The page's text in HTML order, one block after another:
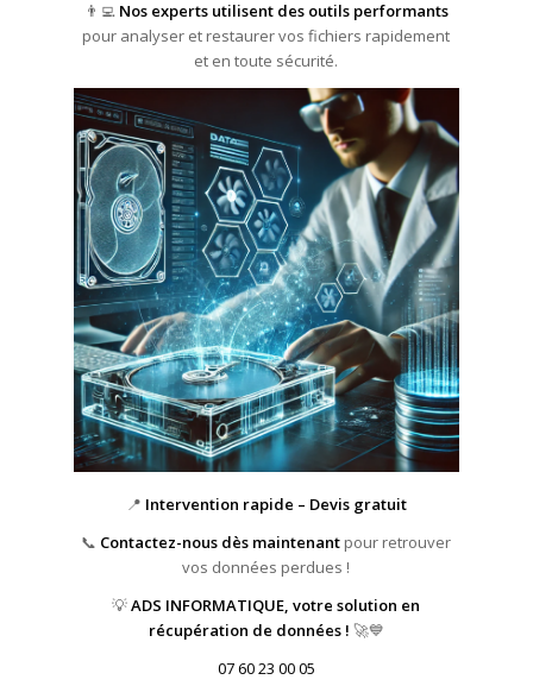
👨‍💻 Nos experts utilisent des outils performants
pour analyser et restaurer vos fichiers rapidement
et en toute sécurité.
📍 Intervention rapide – Devis gratuit
📞 Contactez-nous dès maintenant pour retrouver
vos données perdues !
💡ADS INFORMATIQUE, votre solution en
récupération de données ! 🚀💙
07 60 23 00 05